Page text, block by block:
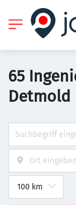
65
Detmold